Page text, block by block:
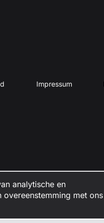
Impressum
analytische en
met ons